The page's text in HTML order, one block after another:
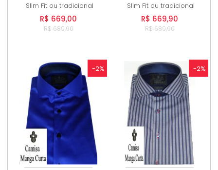
Slim Fit ou tradicional
R$ 669,00
R$ 689,90
Slim Fit ou tradicional
R$ 669,90
R$ 689,90
-2% -2%